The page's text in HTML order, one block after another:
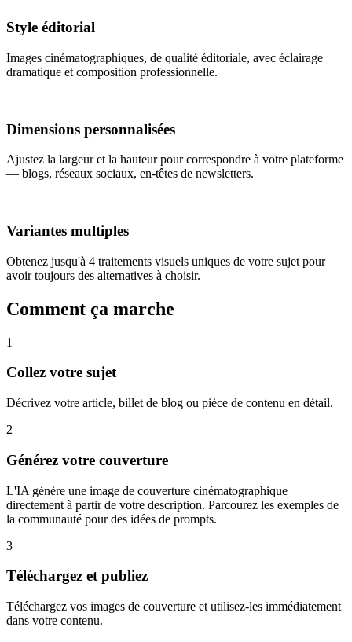
Style éditorial
Images cinématographiques, de qualité éditoriale, avec éclairage
dramatique et composition professionnelle.
Dimensions personnalisées
Ajustez la largeur et la hauteur pour correspondre à votre plateforme
— blogs, réseaux sociaux, en-têtes de newsletters.
Variantes multiples
Obtenez jusqu'à 4 traitements visuels uniques de votre sujet pour
avoir toujours des alternatives à choisir.
Comment ça marche
1
Collez votre sujet
Décrivez votre article, billet de blog ou pièce de contenu en détail.
2
Générez votre couverture
L'IA génère une image de couverture cinématographique
directement à partir de votre description. Parcourez les exemples de
la communauté pour des idées de prompts.
3
Téléchargez et publiez
Téléchargez vos images de couverture et utilisez-les immédiatement
dans votre contenu.